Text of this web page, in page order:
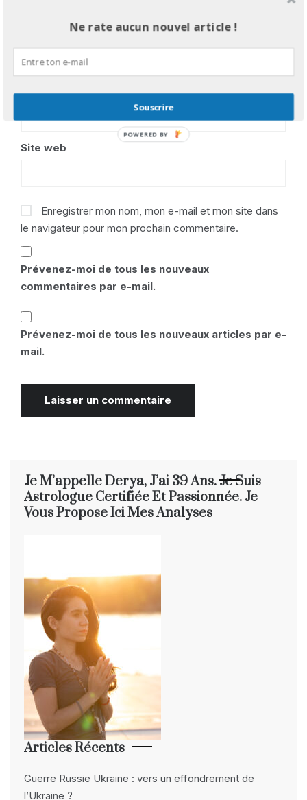
E-mail*
Site web
Enregistrer mon nom, mon e-mail et mon site dans
le navigateur pour mon prochain commentaire.
Prévenez-moi de tous les nouveaux
commentaires par e-mail.
Prévenez-moi de tous les nouveaux articles par e-
mail.
Je M’appelle Derya, J’ai 39 Ans. Je Suis
Astrologue Certifiée Et Passionnée. Je
Vous Propose Ici Mes Analyses
Articles Récents
Guerre Russie Ukraine : vers un effondrement de
l’Ukraine ?
Ne rate aucun nouvel article !
Souscrire
POWERED